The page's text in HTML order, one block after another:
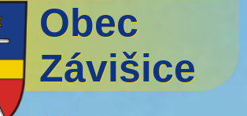
Obec
Závišice